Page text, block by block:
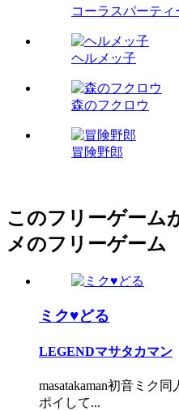
コーラスパーティ
ヘルメッ子
森のフクロウ
冒険野郎
このフリーゲーム
メのフリーゲーム
ミク♥どる
LEGENDマサタカマン
masatakaman初音ミク
ポイして...